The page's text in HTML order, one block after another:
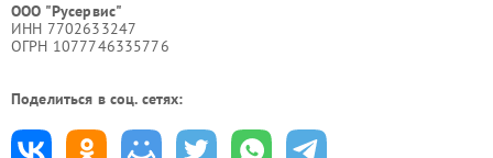
ООО "Русервис"
ИНН 7702633247
ОГРН 1077746335776
Поделиться в соц. сетях: